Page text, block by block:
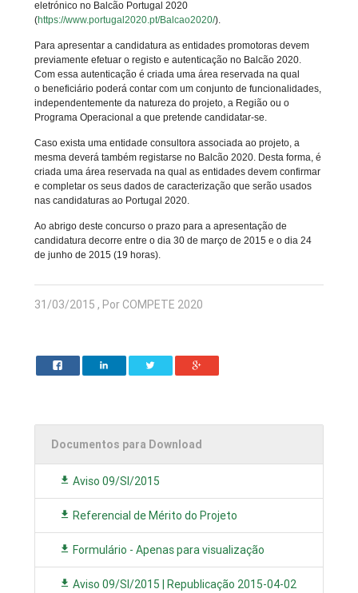
eletrónico no Balcão Portugal 2020
(https://www.portugal2020.pt/Balcao2020/).
Para apresentar a candidatura as entidades promotoras devem
previamente efetuar o registo e autenticação no Balcão 2020.
Com essa autenticação é criada uma área reservada na qual
o beneficiário poderá contar com um conjunto de funcionalidades,
independentemente da natureza do projeto, a Região ou o
Programa Operacional a que pretende candidatar-se.
Caso exista uma entidade consultora associada ao projeto, a
mesma deverá também registarse no Balcão 2020. Desta forma, é
criada uma área reservada na qual as entidades devem confirmar
e completar os seus dados de caracterização que serão usados
nas candidaturas ao Portugal 2020.
Ao abrigo deste concurso o prazo para a apresentação de
candidatura decorre entre o dia 30 de março de 2015 e o dia 24
de junho de 2015 (19 horas).
31/03/2015 , Por COMPETE 2020
Documentos para Download
Aviso 09/SI/2015
Referencial de Mérito do Projeto
Formulário - Apenas para visualização
Aviso 09/SI/2015 | Republicação 2015-04-02